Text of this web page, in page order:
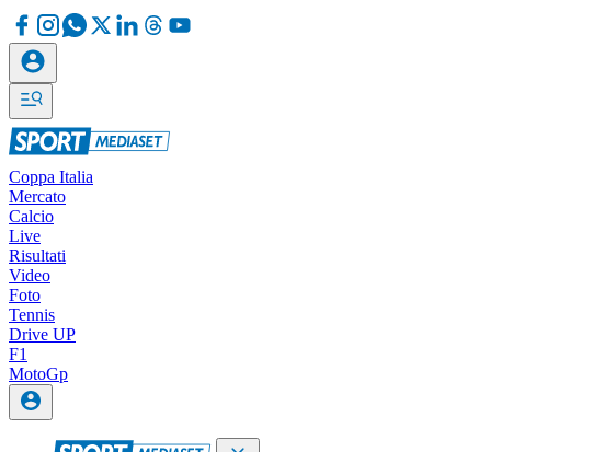
Coppa Italia
Mercato
Calcio
Live
Risultati
Video
Foto
Tennis
Drive UP
F1
MotoGp